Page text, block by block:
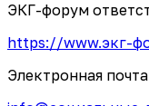
ЭКГ-форум
https://www.экг-
Электронная